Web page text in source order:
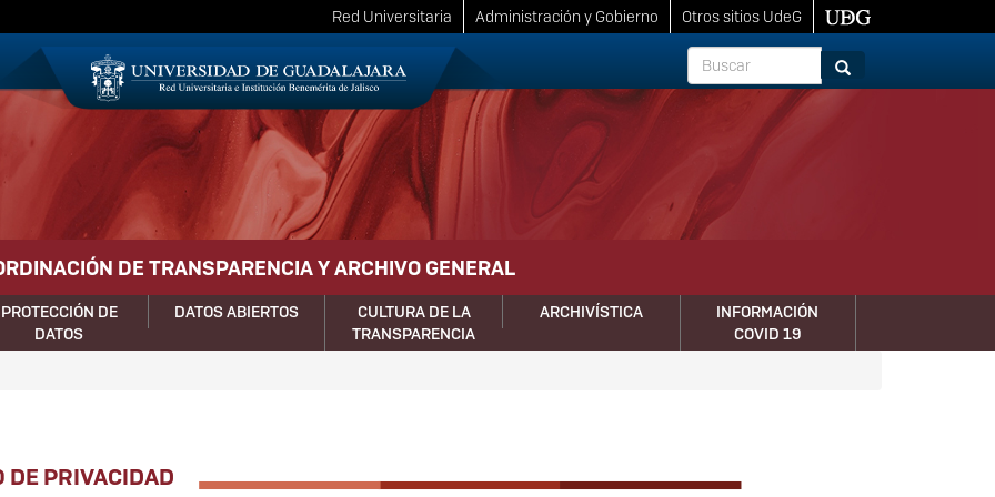
Red Universitaria Administración y Gobierno
Otros sitios UdeG
Buscar
Buscar
DE TRANSPARENCIA Y ARCHIVO GENERAL
PROTECCIÓN DE
DATOS
DATOS ABIERTOS
CULTURA DE LA
TRANSPARENCIA
ARCHIVÍSTICA
INFORMACIÓN
COVID 19
DE PRIVACIDAD